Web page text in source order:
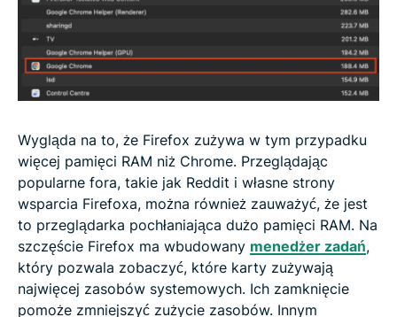
Wygląda na to, że Firefox zużywa w tym przypadku
więcej pamięci RAM niż Chrome. Przeglądając
popularne fora, takie jak Reddit i własne strony
wsparcia Firefoxa, można również zauważyć, że jest
to przeglądarka pochłaniająca dużo pamięci RAM. Na
szczęście Firefox ma wbudowany menedżer zadań,
który pozwala zobaczyć, które karty zużywają
najwięcej zasobów systemowych. Ich zamknięcie
pomoże zmniejszyć zużycie zasobów. Innym